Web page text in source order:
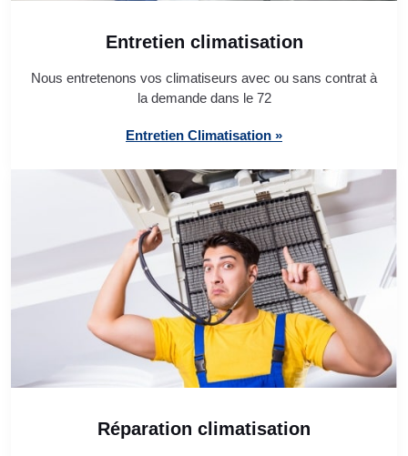
Entretien climatisation
Nous entretenons vos climatiseurs avec ou sans contrat à
la demande dans le 72
Entretien Climatisation »
Réparation climatisation